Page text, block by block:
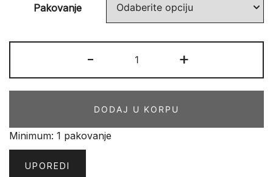
Pakovanje
-
podovi
Unilin
Major
Oak
+
DODAJ U KORPU
Minimum: 1 pakovanje
UPOREDI